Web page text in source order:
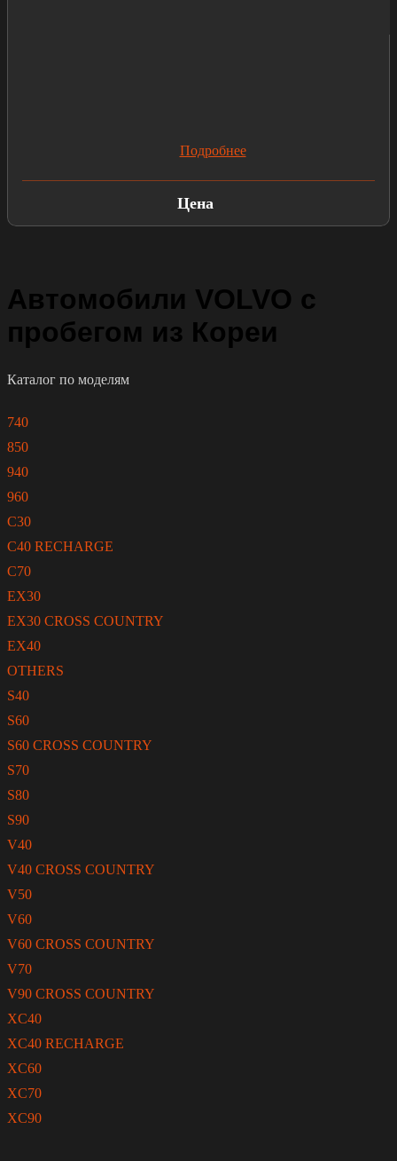
Подробнее
Цена
Автомобили VOLVO с
пробегом из Кореи
Каталог по моделям
740
850
940
960
C30
C40 RECHARGE
C70
EX30
EX30 CROSS COUNTRY
EX40
OTHERS
S40
S60
S60 CROSS COUNTRY
S70
S80
S90
V40
V40 CROSS COUNTRY
V50
V60
V60 CROSS COUNTRY
V70
V90 CROSS COUNTRY
XC40
XC40 RECHARGE
XC60
XC70
XC90